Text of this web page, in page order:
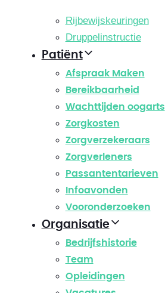
Rijbewijskeuringen
Druppelinstructie
Patiënt
Afspraak Maken
Bereikbaarheid
Wachttijden oogarts
Zorgkosten
Zorgverzekeraars
Zorgverleners
Passantentarieven
Infoavonden
Vooronderzoeken
Organisatie
Bedrijfshistorie
Team
Opleidingen